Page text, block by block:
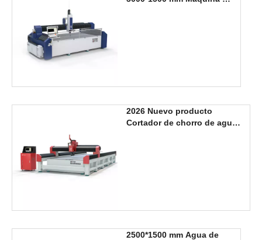
2026 Nuevo producto
Cortador de chorro de agua
2500*1500 mm Agua de